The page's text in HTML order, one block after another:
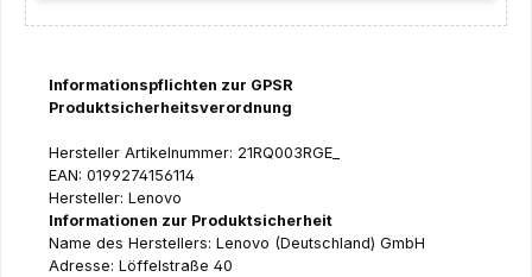
Informationspflichten zur GPSR
Produktsicherheitsverordnung
Hersteller Artikelnummer: 21RQ003RGE_
EAN: 0199274156114
Hersteller: Lenovo
Informationen zur Produktsicherheit
Name des Herstellers: Lenovo (Deutschland) GmbH
Adresse: Löffelstraße 40